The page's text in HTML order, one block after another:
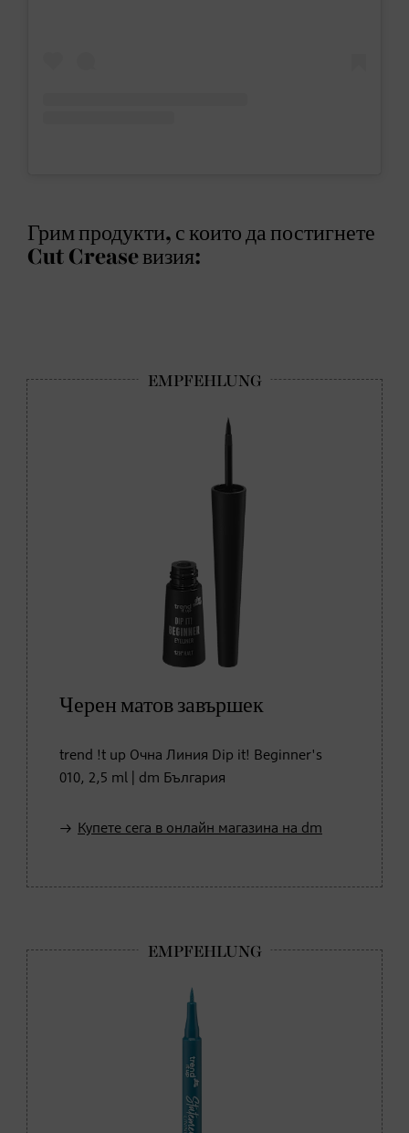
Грим продукти, с които да постигнете
Cut Crease визия:
Черен матов завършек
trend !t up Очна Линия Dip it! Beginner's
010, 2,5 ml | dm България
Купете сега в онлайн магазина на dm